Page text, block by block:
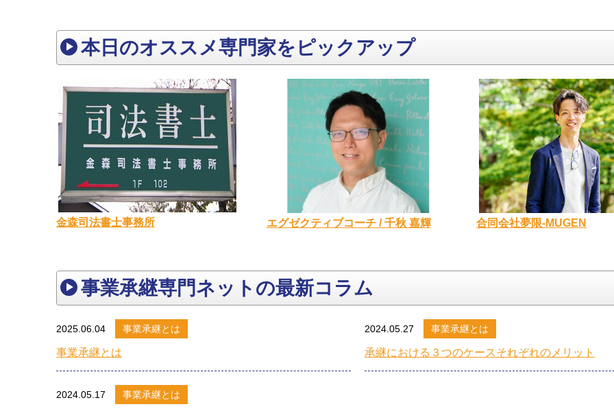
本日のオススメ専門家をピックアップ
金森司法書士事務所 エグゼクティブコーチ / 千秋 嘉輝 合同会社夢限-MUGEN
事業承継専門ネットの最新コラム
2025.06.04 事業承継とは
事業承継とは
2024.05.27 事業承継とは
承継における３つのケースそれぞれのメリット
2024.05.17 事業承継とは